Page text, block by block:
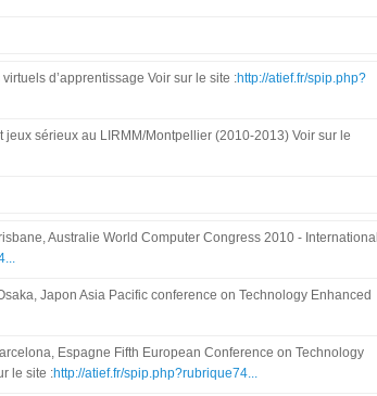
d’apprentissage Voir sur le site :http://atief.fr/spip.php?
sérieux au LIRMM/Montpellier (2010-2013) Voir sur le
Australie World Computer Congress 2010 - International
Japon Asia Pacific conference on Technology Enhanced
Espagne Fifth European Conference on Technology
le site :http://atief.fr/spip.php?rubrique74...